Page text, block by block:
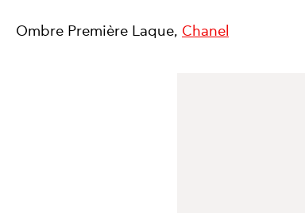
Ombre Première Laque, Chanel